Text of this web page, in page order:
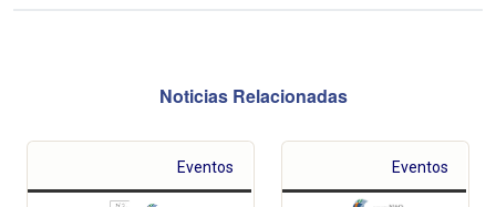
Noticias Relacionadas
Eventos Eventos